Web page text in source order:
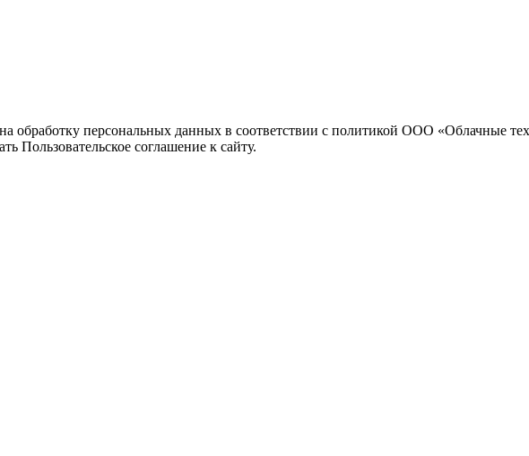
обработку персональных данных в соответствии с политикой ООО «Облачные
Пользовательское соглашение к сайту.